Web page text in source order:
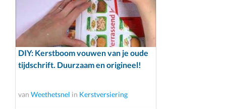
DIY: Kerstboom vouwen van je oude
tijdschrift. Duurzaam en origineel!
van Weethetsnel in Kerstversiering